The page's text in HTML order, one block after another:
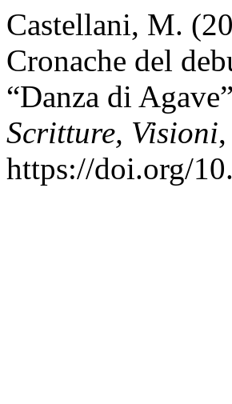
Castellani, M.
Cronache del
“Danza di
Scritture, Visioni,
https://doi.org/